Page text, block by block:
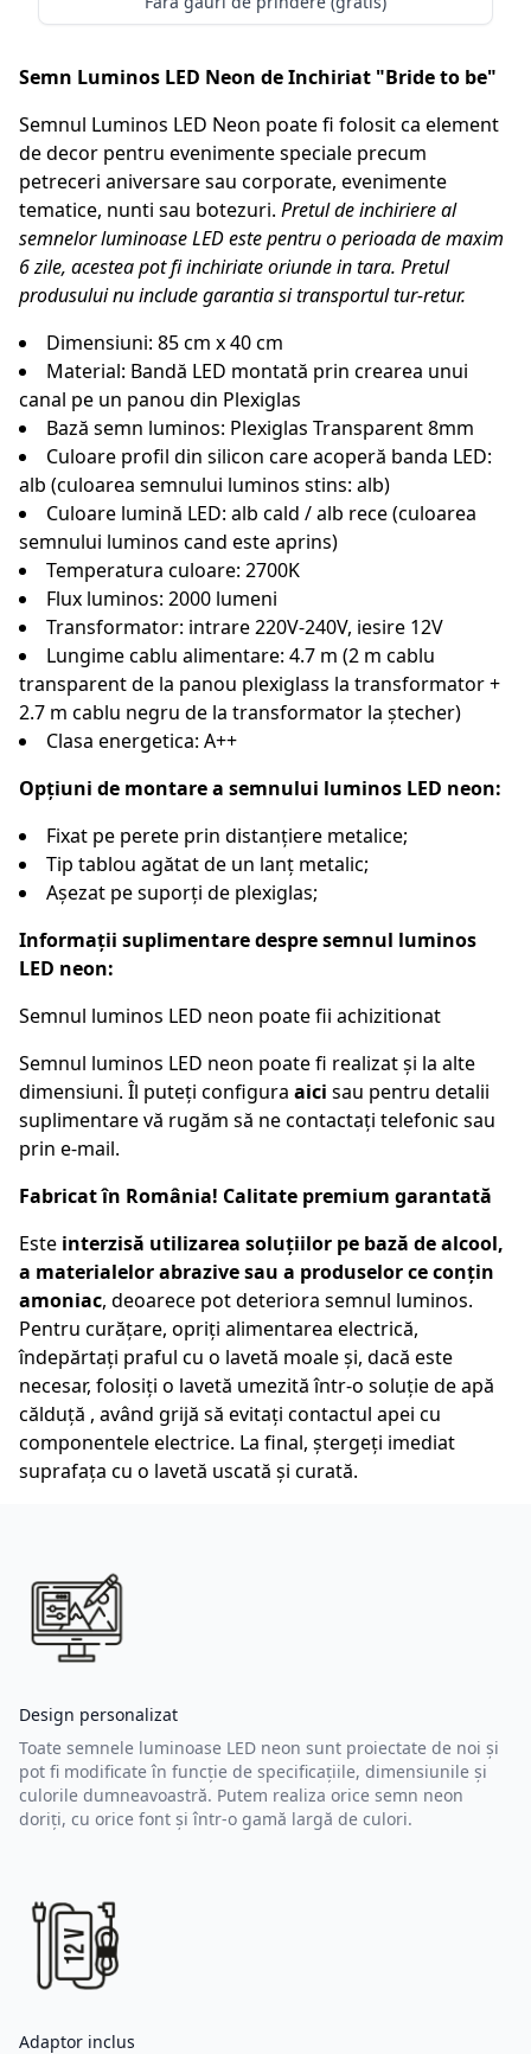
Semn Luminos LED Neon de Inchiriat "Bride to be"
Semnul Luminos LED Neon poate fi folosit ca element
de decor pentru evenimente speciale precum
petreceri aniversare sau corporate, evenimente
tematice, nunti sau botezuri. Pretul de inchiriere al
semnelor luminoase LED este pentru o perioada de maxim
6 zile, acestea pot fi inchiriate oriunde in tara. Pretul
produsului nu include garantia si transportul tur-retur.
Dimensiuni: 85 cm x 40 cm
Material: Bandă LED montată prin crearea unui
canal pe un panou din Plexiglas
Bază semn luminos: Plexiglas Transparent 8mm
Culoare profil din silicon care acoperă banda LED:
alb (culoarea semnului luminos stins: alb)
Culoare lumină LED: alb cald / alb rece (culoarea
semnului luminos cand este aprins)
Temperatura culoare: 2700K
Flux luminos: 2000 lumeni
Transformator: intrare 220V-240V, iesire 12V
Lungime cablu alimentare: 4.7 m (2 m cablu
transparent de la panou plexiglass la transformator +
2.7 m cablu negru de la transformator la ștecher)
Clasa energetica: A++
Opțiuni de montare a semnului luminos LED neon:
Fixat pe perete prin distanțiere metalice;
Tip tablou agătat de un lanț metalic;
Așezat pe suporți de plexiglas;
Informații suplimentare despre semnul luminos
LED neon:
Semnul luminos LED neon poate fii achizitionat
Semnul luminos LED neon poate fi realizat și la alte
dimensiuni. Îl puteți configura aici sau pentru detalii
suplimentare vă rugăm să ne contactați telefonic sau
prin e-mail.
Fabricat în România! Calitate premium garantată
Este interzisă utilizarea soluțiilor pe bază de alcool,
a materialelor abrazive sau a produselor ce conțin
amoniac, deoarece pot deteriora semnul luminos.
Pentru curățare, opriți alimentarea electrică,
îndepărtați praful cu o lavetă moale și, dacă este
necesar, folosiți o lavetă umezită într-o soluție de apă
călduță , având grijă să evitați contactul apei cu
componentele electrice. La final, ștergeți imediat
suprafața cu o lavetă uscată și curată.
Design personalizat
Toate semnele luminoase LED neon sunt proiectate de noi și
pot fi modificate în funcție de specificațiile, dimensiunile și
culorile dumneavoastră. Putem realiza orice semn neon
doriți, cu orice font și într-o gamă largă de culori.
Adaptor inclus